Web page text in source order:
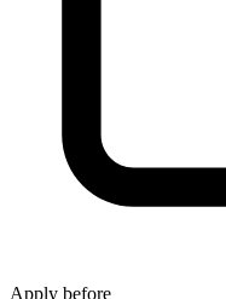
Apply before